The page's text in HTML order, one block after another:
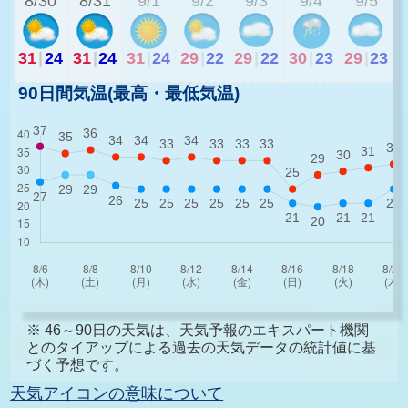
31|24 31|24 31 24 29 22 29 22 30 23 29 23
90日間気温(最高・最低気温)
※ 46～90日の天気は、天気予報のエキスパート機関
とのタイアップによる過去の天気データの統計値に基
づく予想です。
天気アイコンの意味について